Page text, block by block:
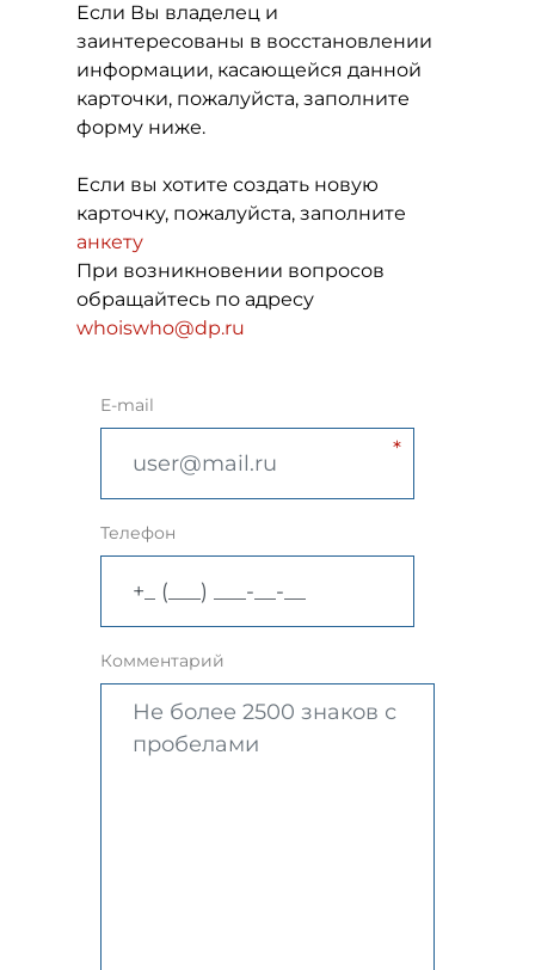
Если Вы владелец и
заинтересованы в восстановлении
информации, касающейся данной
карточки, пожалуйста, заполните
форму ниже.
Если вы хотите создать новую
карточку, пожалуйста, заполните
анкету
При возникновении вопросов
обращайтесь по адресу
whoiswho@dp.ru
E-mail
Телефон
Комментарий